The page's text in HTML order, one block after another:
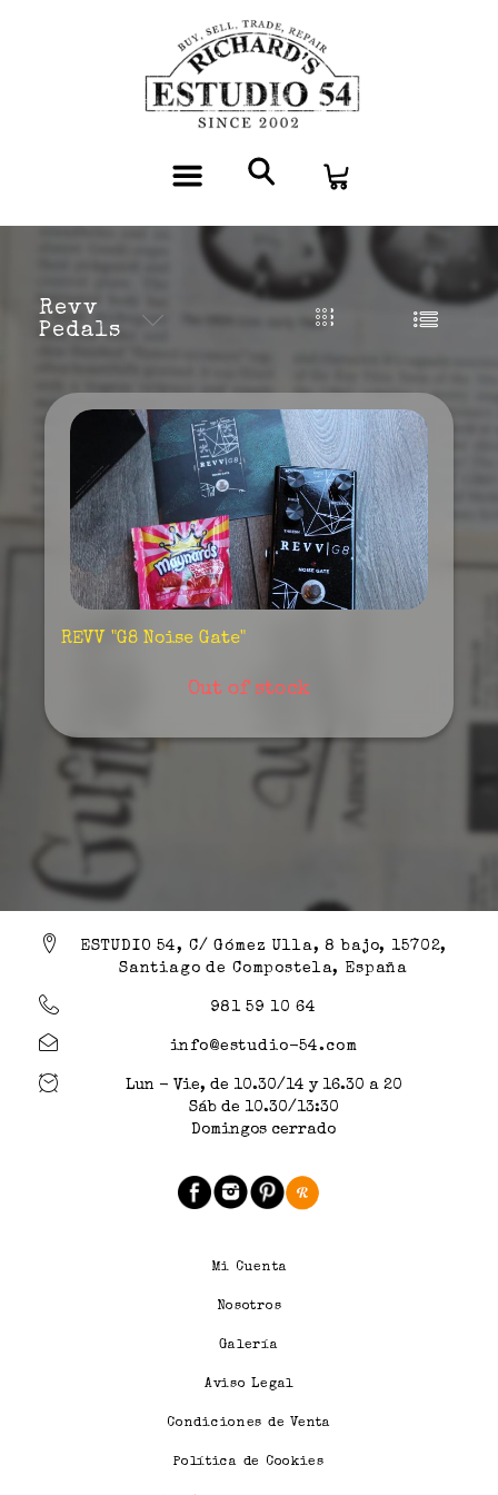
Revv
Pedals
REVV "G8 Noise Gate"
Out of stock
ESTUDIO 54, C/ Gómez Ulla, 8 bajo, 15702,
Santiago de Compostela, España
981 59 10 64
info@estudio-54.com
Lun - Vie, de 10.30/14 y 16.30 a 20
Sáb de 10.30/13:30
Domingos cerrado
Mi Cuenta
Nosotros
Galería
Aviso Legal
Condiciones de Venta
Política de Cookies